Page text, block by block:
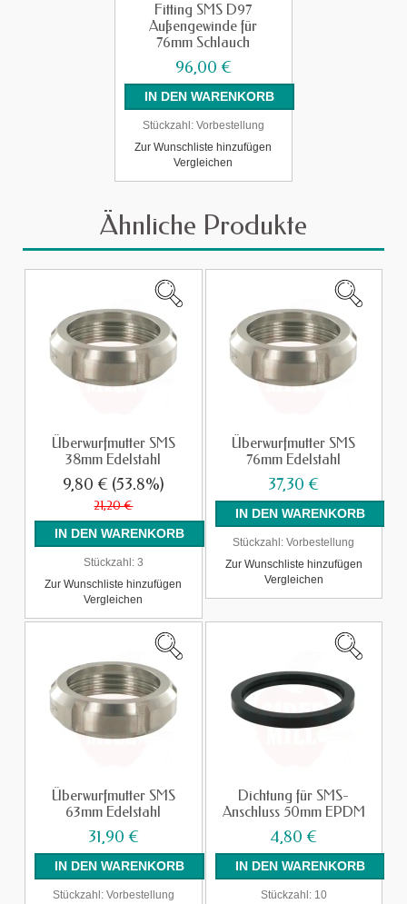
Fitting SMS D97
Außengewinde für
76mm Schlauch
96,00 €
Stückzahl: Vorbestellung
Zur Wunschliste hinzufügen
Vergleichen
Ähnliche Produkte
Überwurfmutter SMS
38mm Edelstahl
9,80 € (53.8%)
21,20 €
Stückzahl:3
Zur Wunschliste hinzufügen
Vergleichen
Überwurfmutter SMS
76mm Edelstahl
37,30 €
Stückzahl: Vorbestellung
Zur Wunschliste hinzufügen
Vergleichen
Überwurfmutter SMS
63mm Edelstahl
31,90 €
Stückzahl: Vorbestellung
Dichtung für SMS-
Anschluss 50mm EPDM
4,80 €
Stückzahl:10